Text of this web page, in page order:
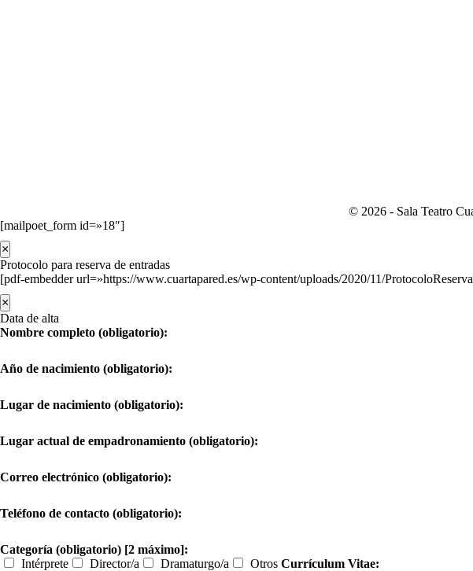
© 2026 - Sala Teatro
[mailpoet_form id=»18″]
×
Protocolo para reserva de entradas
[pdf-embedder url=»https://www.cuartapared.es/wp-content/uploads/2020/11/
×
Data de alta
Nombre completo (obligatorio):
Año de nacimiento (obligatorio):
Lugar de nacimiento (obligatorio):
Lugar actual de empadronamiento (obligatorio):
Correo electrónico (obligatorio):
Teléfono de contacto (obligatorio):
Categoría (obligatorio) [2 máximo]:
Intérprete
Director/a Dramaturgo/a Otros Currículum Vitae: